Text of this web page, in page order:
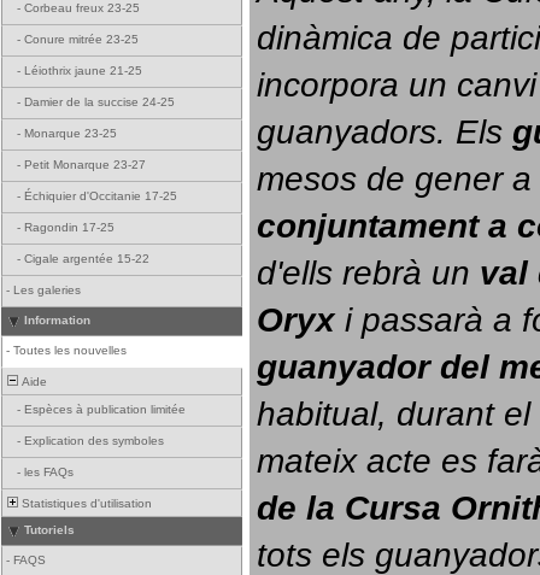
- Corbeau freux 23-25
- Conure mitrée 23-25
- Léiothrix jaune 21-25
- Damier de la succise 24-25
- Monarque 23-25
- Petit Monarque 23-27
- Échiquier d'Occitanie 17-25
- Ragondin 17-25
- Cigale argentée 15-22
- Les galeries
Information
- Toutes les nouvelles
Aide
- Espèces à publication limitée
- Explication des symboles
- les FAQs
Statistiques d'utilisation
Tutoriels
- FAQS
dinàmica de
incorpora un
guanyadors. Els
conjuntament a
d'ells rebrà un val
Oryx i passarà a
guanyador del
habitual, durant el
mateix acte es
de la Cursa
tots els